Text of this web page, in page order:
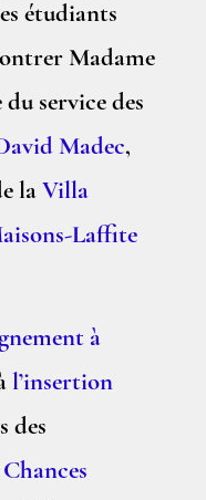
étudiants
Madame
service des
Madec,
la Villa
Laffite
à
l’insertion
des